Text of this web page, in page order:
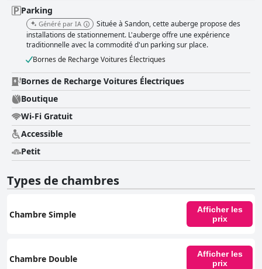
Parking
Généré par IA
Située à Sandon, cette auberge propose des
installations de stationnement. L'auberge offre une expérience
traditionnelle avec la commodité d'un parking sur place.
Bornes de Recharge Voitures Électriques
Bornes de Recharge Voitures Électriques
Boutique
Wi-Fi Gratuit
Accessible
Petit
Types de chambres
Chambre Simple
Afficher les
prix
Chambre Double
Afficher les
prix